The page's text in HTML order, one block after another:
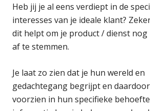
Heb jij je al eens verdiept in de
interesses van je ideale klant?
dit helpt om je product / dienst nog
af te stemmen.
Je laat zo zien dat je hun wereld en
gedachtegang begrijpt en
voorzien in hun specifieke